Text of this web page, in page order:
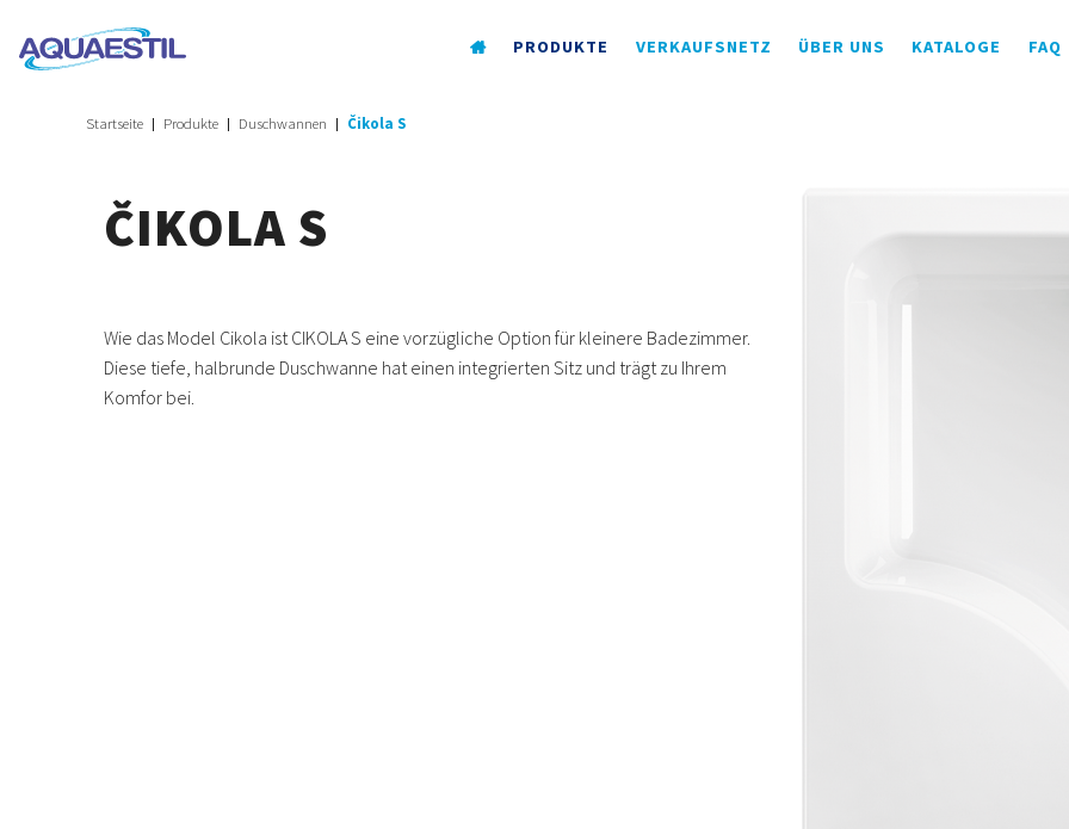
PRODUKTE VERKAUFSNETZ ÜBER UNS KATALOGE FAQ
Startseite Produkte Duschwannen Čikola S
ČIKOLA S
Wie das Model Cikola ist CIKOLA S eine vorzügliche Option für kleinere Badezimmer.
Diese tiefe, halbrunde Duschwanne hat einen integrierten Sitz und trägt zu Ihrem
Komfor bei.